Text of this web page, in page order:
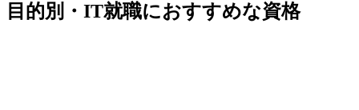
目的別・IT就職におすすめな資格